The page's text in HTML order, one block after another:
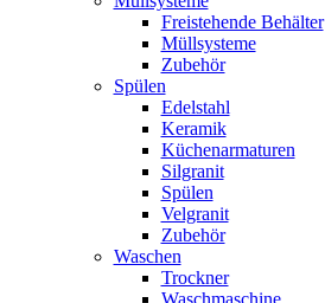
Freistehende Behälter
Müllsysteme
Zubehör
Spülen
Edelstahl
Keramik
Küchenarmaturen
Silgranit
Spülen
Velgranit
Zubehör
Waschen
Trockner
Waschmaschine